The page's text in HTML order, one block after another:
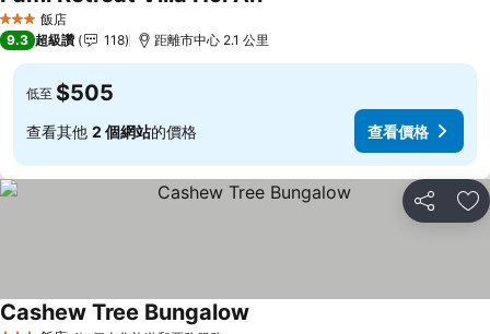
3 星級 飯店
9.3 超級讚 118 距離市中心 2.1 公里
低至 $505
查看其他 2 個網站的價格 查看價格
分享 加
Cashew Tree Bungalow